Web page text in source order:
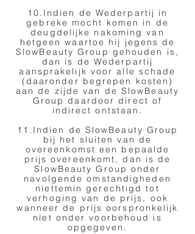
10.Indien de Wederpartij in
gebreke mocht komen in de
deugdelijke nakoming van
hetgeen waartoe hij jegens de
SlowBeauty Group gehouden is,
dan is de Wederpartij
aansprakelijk voor alle schade
(daaronder begrepen kosten)
aan de zijde van de SlowBeauty
Group daardoor direct of
indirect ontstaan.
11.Indien de SlowBeauty Group
bij het sluiten van de
overeenkomst een bepaalde
prijs overeenkomt, dan is de
SlowBeauty Group onder
navolgende omstandigheden
niettemin gerechtigd tot
verhoging van de prijs, ook
wanneer de prijs oorspronkelijk
niet onder voorbehoud is
opgegeven.